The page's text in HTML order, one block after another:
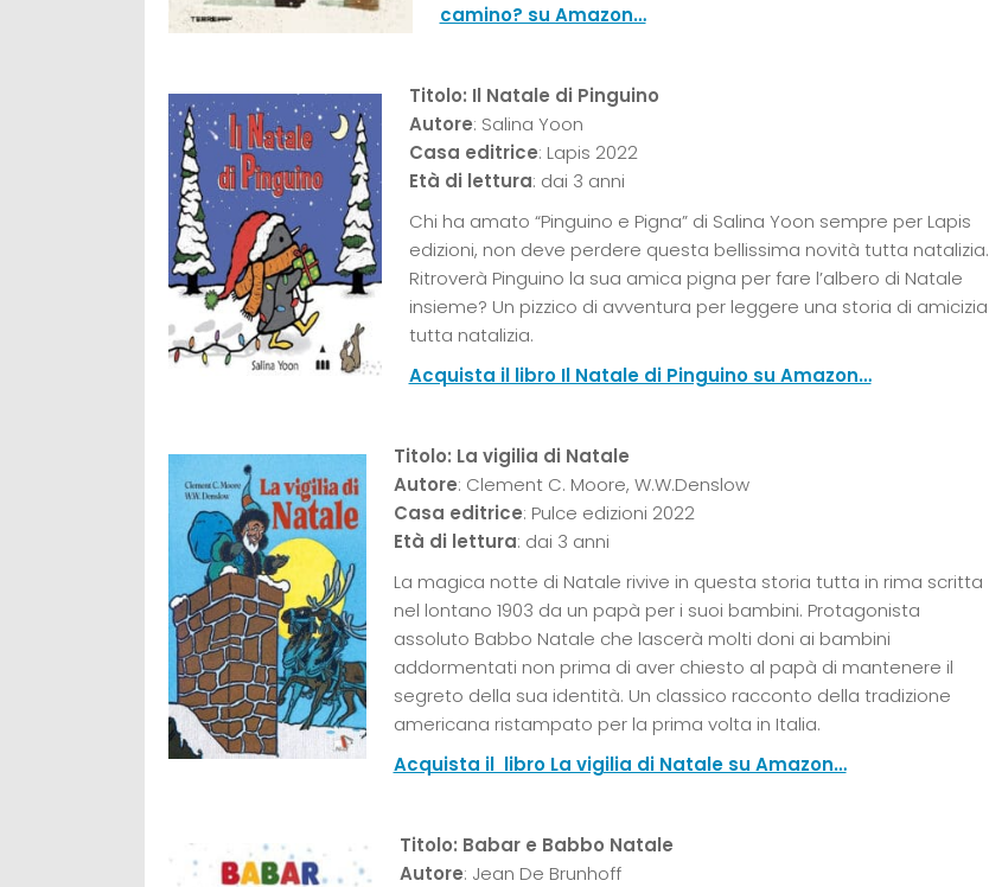
camino? su Amazon…
Titolo: Il Natale di Pinguino
Autore: Salina Yoon
Casa editrice: Lapis 2022
Età di lettura: dai 3 anni
Chi ha amato “Pinguino e Pigna” di Salina Yoon sempre per Lapis
edizioni, non deve perdere questa bellissima novità tutta natalizia.
Ritroverà Pinguino la sua amica pigna per fare l’albero di Natale
insieme? Un pizzico di avventura per leggere una storia di amicizia
tutta natalizia.
Acquista il libro Il Natale di Pinguino su Amazon…
Titolo: La vigilia di Natale
Autore: Clement C. Moore, W.W.Denslow
Casa editrice: Pulce edizioni 2022
Età di lettura: dai 3 anni
La magica notte di Natale rivive in questa storia tutta in rima scritta
nel lontano 1903 da un papà per i suoi bambini. Protagonista
assoluto Babbo Natale che lascerà molti doni ai bambini
addormentati non prima di aver chiesto al papà di mantenere il
segreto della sua identità. Un classico racconto della tradizione
americana ristampato per la prima volta in Italia.
Acquista il libro La vigilia di Natale su Amazon…
Titolo: Babar e Babbo Natale
Autore: Jean De Brunhoff